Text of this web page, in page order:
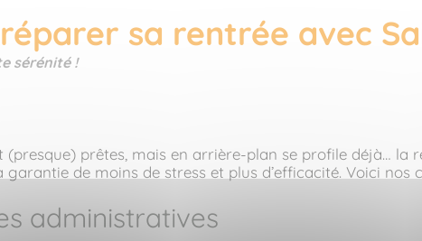
sa rentrée avec
sérénité !
(presque) prêtes, mais en arrière-plan se profile déjà…
garantie de moins de stress et plus d’efficacité. Voici
administratives